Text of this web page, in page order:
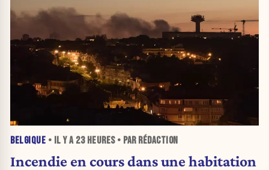
BELGIQUE • IL Y A 23 HEURES• PAR RÉDACTION
Incendie en cours dans une habitation